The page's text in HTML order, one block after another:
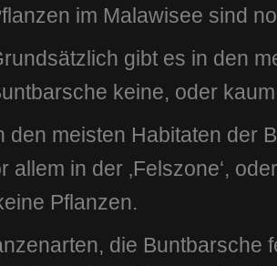
im Malawisee sind
gibt es in den
keine, oder
den meisten Habitaten der
allem in der ‚Felszone‘,
Pflanzen.
die Buntbarsche